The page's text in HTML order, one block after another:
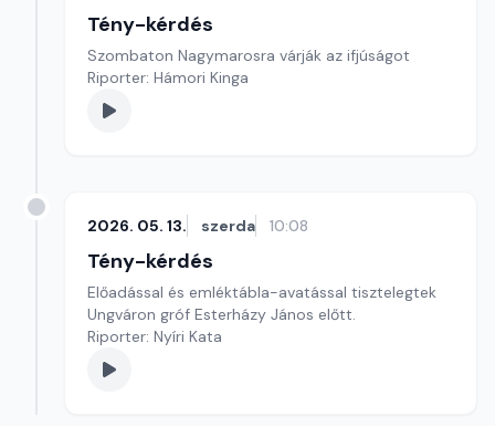
Tény-kérdés
Szombaton Nagymarosra várják az ifjúságot
Riporter: Hámori Kinga
2026. 05. 13. szerda 10:08
Tény-kérdés
Előadással és emléktábla-avatással tisztelegtek
Ungváron gróf Esterházy János előtt.
Riporter: Nyíri Kata